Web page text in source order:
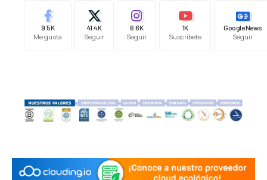
9.5K
Me gusta
41.4K
Seguir
6.6K
Seguir
1K
Suscríbete
Google News
Seguir